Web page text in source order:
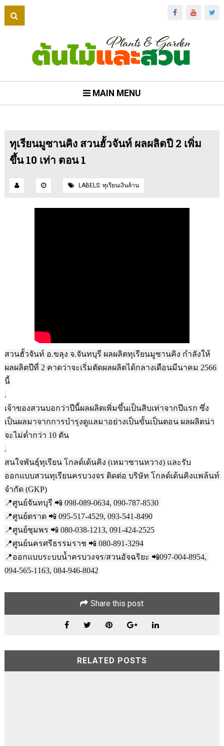
MAIN MENU
ทุเรียนมูซานคิง สวนฮั้วจันท์ ผลผลิตปี 2 เพิ่ม
ขึ้น 10 เท่า ตอน 1
LABELS: ทุเรียนเงินล้าน
สวนฮั้วจันท์ อ.ขลุง จ.จันทบุรี ผลผลิตทุเรียนมูซานคิง กำลังให้
ผลผลิตปีที่ 2 คาดว่าจะเริ่มตัดผลผลิตได้กลางเดือนมีนาคม 2566
นี้
.
เจ้าของสวนบอกว่าปีนี้ผลผลิตเพิ่มขึ้นเป็นสิบเท่าจากปีแรก ซึ่ง
เป็นผลมาจากการบำรุงดูแลมาอย่างเป็นขั้นเป็นตอน ผลผลิตน่า
จะไม่ต่ำกว่า 10 ตัน
.
สนใจพันธุ์ทุเรียน โกลด์เด้นคิง (เหมาซานหวาง) และรับ
ออกแบบสวนทุเรียนครบวงจร ติดต่อ บริษัท โกลด์เด้นคิงแพล้นท์
จำกัด (GKP)
📍ศูนย์จันทบุรี 📲 098-089-0634, 090-787-8530
📍ศูนย์ตราด 📲 095-517-4529, 093-541-8490
📍ศูนย์ชุมพร 📲 080-038-1213, 091-424-2525
📍ศูนย์นครศรีธรรมราช 📲 080-891-3294
📍ออกแบบระบบน้ำครบวงจร/สวนอัจฉริยะ 📲097-004-8954,
094-565-1163, 084-946-8042
Share this post
RELATED POSTS